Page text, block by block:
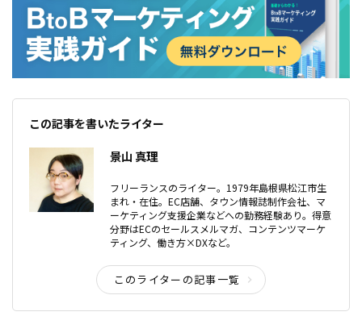
この記事を書いたライター
景山 真理
フリーランスのライター。1979年島根県松江市生
まれ・在住。EC店舗、タウン情報誌制作会社、マ
ーケティング支援企業などへの勤務経験あり。得意
分野はECのセールスメルマガ、コンテンツマーケ
ティング、働き方×DXなど。
このライターの記事一覧